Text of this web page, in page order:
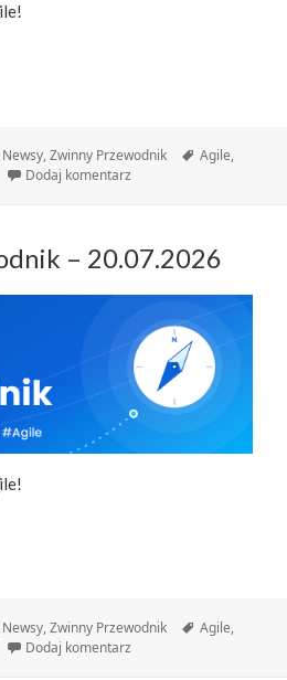
Newsy,Zwinny Przewodnik Tagi
Agile,
Dodaj komentarz
– 20.07.2026
Newsy,Zwinny Przewodnik Tagi
Agile,
Dodaj komentarz